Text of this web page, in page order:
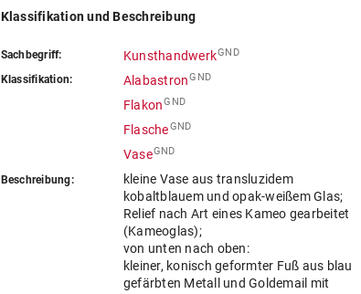
Klassifikation und Beschreibung
Sachbegriff: KunsthandwerkGND
Klassifikation: AlabastronGND
FlakonGND
FlascheGND
VaseGND
Beschreibung:
kleine Vase aus transluzidem
kobaltblauem und opak-weißem Glas;
Relief nach Art eines Kameo gearbeitet
(Kameoglas);
von unten nach oben:
kleiner, konisch geformter Fuß aus blau
gefärbten Metall und Goldemail mit